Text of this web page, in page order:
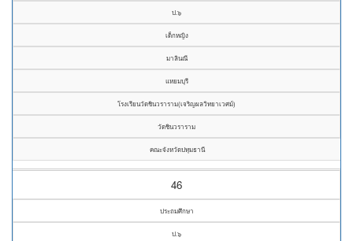
ป.๖
เด็กหญิง
มาลินณี
แหยมบุรี
โรงเรียนวัดชินวราราม(เจริญผลวิทยาเวศม์)
วัดชินวราราม
คณะจังหวัดปทุมธานี
46
ประถมศึกษา
ป.๖